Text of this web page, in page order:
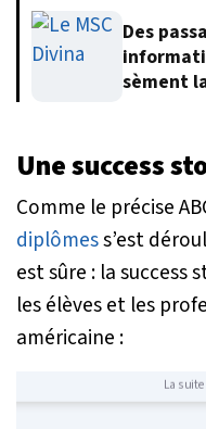
Des
sèment
Une success
Comme le précise
diplômess’est
est sûre : la success
les élèves et les
américaine :
La